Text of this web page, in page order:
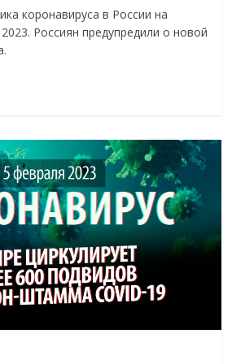
коронавируса в России на
Россиян предупредили о новой